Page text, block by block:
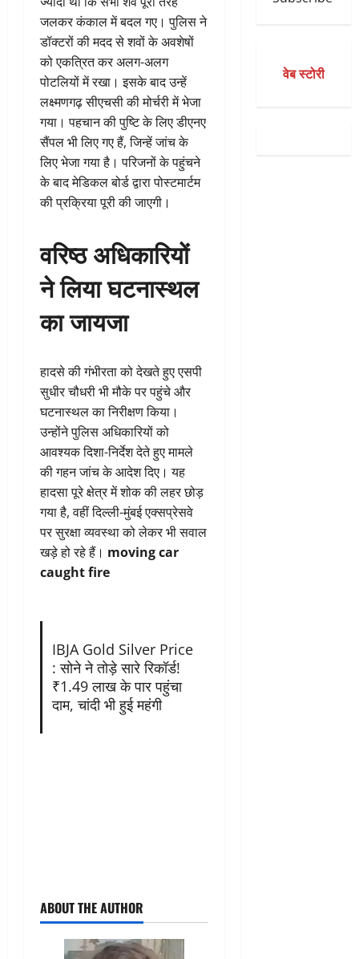
जलकर कंकाल में बदल गए। पुलिस ने
डॉक्टरों की मदद से शवों के अवशेषों
को एकत्रित कर अलग-अलग
पोटलियों में रखा। इसके बाद उन्हें
लक्ष्मणगढ़ सीएचसी की मोर्चरी में भेजा
गया। पहचान की पुष्टि के लिए डीएनए
सैंपल भी लिए गए हैं, जिन्हें जांच के
लिए भेजा गया है। परिजनों के पहुंचने
के बाद मेडिकल बोर्ड द्वारा पोस्टमार्टम
की प्रक्रिया पूरी की जाएगी।
वरिष्ठ अधिकारियों
ने लिया घटनास्थल
का जायजा
हादसे की गंभीरता को देखते हुए एसपी
सुधीर चौधरी भी मौके पर पहुंचे और
घटनास्थल का निरीक्षण किया।
उन्होंने पुलिस अधिकारियों को
आवश्यक दिशा-निर्देश देते हुए मामले
की गहन जांच के आदेश दिए। यह
हादसा पूरे क्षेत्र में शोक की लहर छोड़
गया है, वहीं दिल्ली-मुंबई एक्सप्रेसवे
पर सुरक्षा व्यवस्था को लेकर भी सवाल
खड़े हो रहे हैं। moving car
caught fire
IBJA Gold Silver Price
: सोने ने तोड़े सारे रिकॉर्ड!
₹1.49 लाख के पार पहुंचा
दाम, चांदी भी हुई महंगी
ABOUT THE AUTHOR
वेब स्टोरी